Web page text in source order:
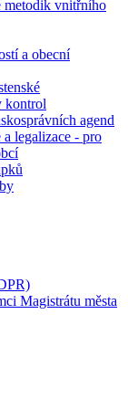
metodik vnitřního
a obecní
kontrol
agend
legalizace - pro
Magistrátu města